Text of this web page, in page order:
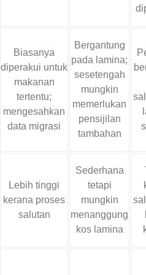
Biasanya
diperakui untuk
makanan
tertentu;
mengesahkan
data migrasi
Bergantung
pada lamina;
sesetengah
mungkin
memerlukan
pensijilan
tambahan
Lebih tinggi
kerana proses
salutan
Sederhana
tetapi
mungkin
menanggung
kos lamina